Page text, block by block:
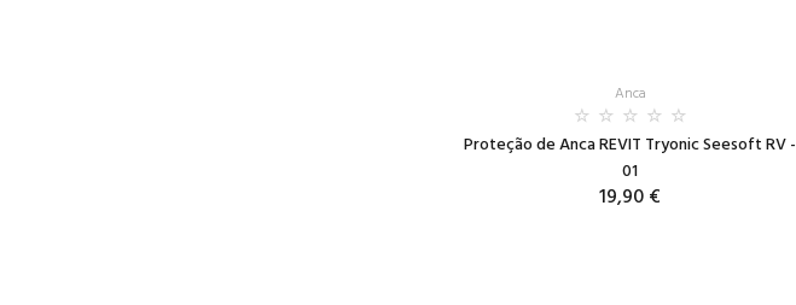
Anca
Proteção de Anca REVIT Tryonic Seesoft RV -
01
19,90 €